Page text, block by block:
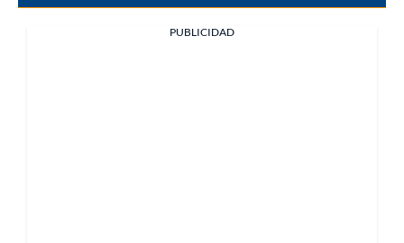
PUBLICIDAD